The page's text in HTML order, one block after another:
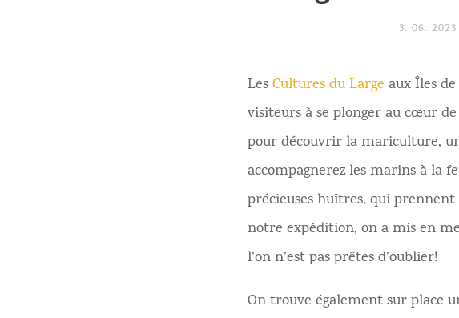
3. 06. 2023
LesCultures du Large aux Îles
visiteurs à se plonger au cœur
pour découvrir la mariculture,
accompagnerez les marins à la
précieuses huîtres, qui
notre expédition, on a mis en
l’on n’est pas prêtes d’oublier!
On trouve également sur place